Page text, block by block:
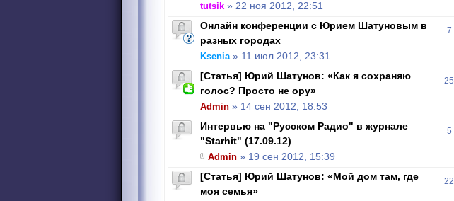
tutsik » 22 ноя 2012, 22:51
Онлайн конференции с Юрием Шатуновым в
разных городах
Ksenia» 11 июл 2012, 23:31
7
[Статья] Юрий Шатунов: «Как я сохраняю
голос? Просто не ору»
Admin » 14 сен 2012, 18:53
25
Интервью на "Русском Радио" в журнале
"Starhit" (17.09.12)
Admin » 19 сен 2012, 15:39
5
[Статья] Юрий Шатунов: «Мой дом там, где
моя семья»
22